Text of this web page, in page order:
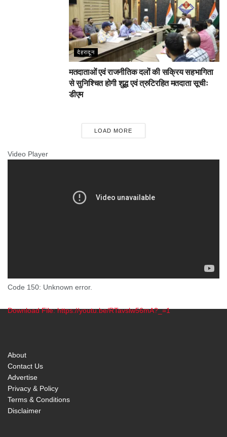
देहरादून
मतदाताओं एवं राजनीतिक दलों की सक्रिय सहभागिता
से सुनिश्चित होगी शुद्ध एवं त्रुटिरहित मतदाता सूचीः
डीएम
LOAD MORE
Video Player
Code 150: Unknown error.
Download File: https://youtu.be/RTavslw56mA?_=1
About
Contact Us
Advertise
Privacy & Policy
Terms & Conditions
Disclaimer